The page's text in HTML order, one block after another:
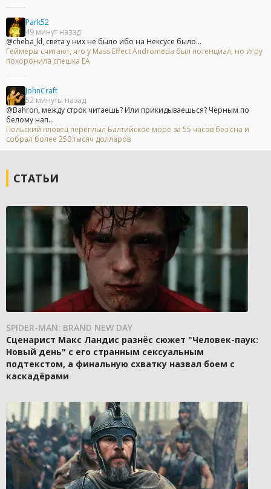
Park52
49 минут назад
@cheba_kl, света у них не было ибо на Нексусе было...
Геймеры считают, что у Mass Effect Andromeda был потенциал, но игру
похоронила спешка EA
JohnCraft
52 минуты назад
@Bahron, между строк читаешь? Или прикидываешься? Черным по
белому нап...
Польский пловец переплыл Балтийское море за 55 часов без сна и
собрал более 250 тысяч долларов
СТАТЬИ
SPIDER-MAN: BRAND NEW DAY
Сценарист Макс Ландис разнёс сюжет "Человек-паук:
Новый день" с его странным сексуальным
подтекстом, а финальную схватку назвал боем с
каскадёрами